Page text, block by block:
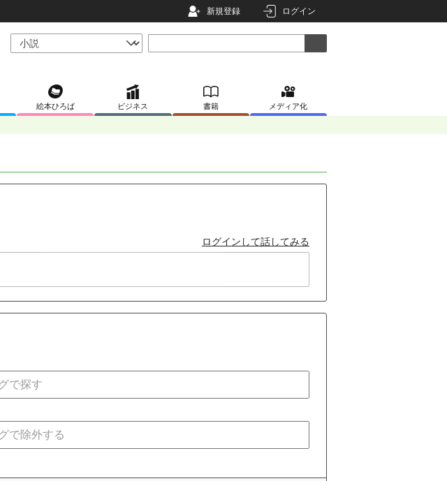
新規登録 ログイン
絵本ひろば ビジネス 書籍 メディア化
ログインして話してみる